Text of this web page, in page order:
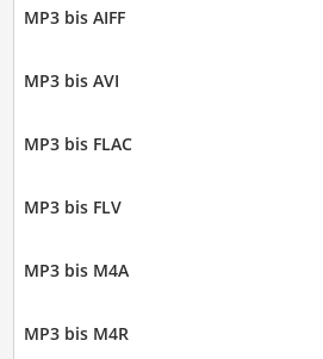
MP3 bis AIFF
MP3 bis AVI
MP3 bis FLAC
MP3 bis FLV
MP3 bis M4A
MP3 bis M4R